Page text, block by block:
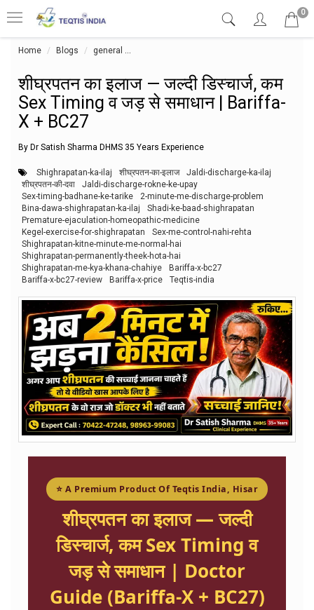
0
Home Blogs general
शीघ्रपतन का इलाज — जल्दी डिस्चार्ज, कम
Sex Timing व जड़ से समाधान | Bariffa-
X + BC27
By Dr Satish Sharma DHMS 35 Years Experience
Shighrapatan-ka-ilaj शीघ्रपतन-का-इलाज
Jaldi-discharge-ka-ilaj
शीघ्रपतन-की-दवा
Jaldi-discharge-rokne-ke-upay
Sex-timing-badhane-ke-tarike
2-minute-me-discharge-problem
Bina-dawa-shighrapatan-ka-ilaj
Shadi-ke-baad-shighrapatan
Premature-ejaculation-homeopathic-medicine
Kegel-exercise-for-shighrapatan
Sex-me-control-nahi-rehta
Shighrapatan-kitne-minute-me-normal-hai
Shighrapatan-permanently-theek-hota-hai
Shighrapatan-me-kya-khana-chahiye
Bariffa-x-bc27
Bariffa-x-bc27-review
Bariffa-x-price Teqtis-india
⭐ A Premium Product Of Teqtis India, Hisar
शीघ्रपतन का इलाज — जल्दी
डिस्चार्ज, कम Sex Timing व
जड़ से समाधान | Doctor
Guide (Bariffa-X + BC27)